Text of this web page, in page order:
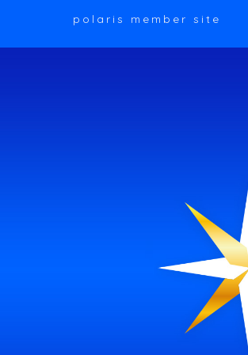
polaris member site